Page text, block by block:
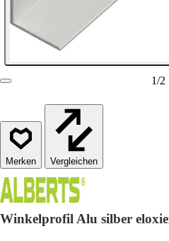
1/2
Vergleichen
Winkelprofil Alu silber